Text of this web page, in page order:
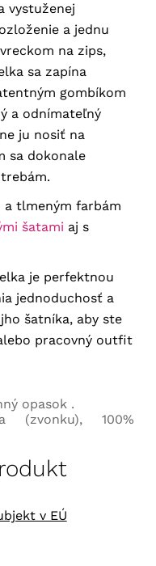
vystuženej
a jednu
na zips,
sa zapína
gombíkom
a odnímateľný
ju nosiť na
sa dokonale
a tlmeným farbám
šatami aj s
je perfektnou
jednoduchosť a
šatníka, aby ste
pracovný outfit
opasok .
(zvonku), 100%
v EÚ